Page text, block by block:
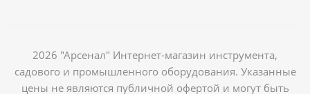
2026 "Арсенал" Интернет-магазин инструмента,
садового и промышленного оборудования. Указанные
цены не являются публичной офертой и могут быть